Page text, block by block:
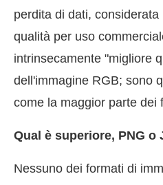
perdita di dati,
qualità per uso
intrinsecamente "migliore
dell'immagine RGB; sono
come la maggior parte dei
Qual è superiore, PNG o
Nessuno dei formati di